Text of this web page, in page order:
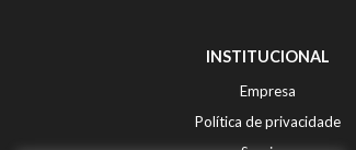
INSTITUCIONAL
Empresa
Política de privacidade